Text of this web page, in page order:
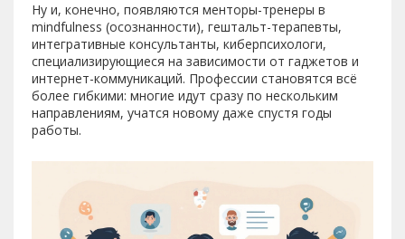
Ну и, конечно, появляются менторы-тренеры в
mindfulness (осознанности), гештальт-терапевты,
интегративные консультанты, киберпсихологи,
специализирующиеся на зависимости от гаджетов и
интернет-коммуникаций. Профессии становятся всё
более гибкими: многие идут сразу по нескольким
направлениям, учатся новому даже спустя годы
работы.